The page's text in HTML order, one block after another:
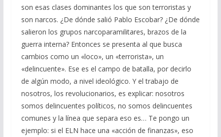
son esas clases dominantes los que son terroristas y
son narcos. ¿De dónde salió Pablo Escobar? ¿De dónde
salieron los grupos narcoparamilitares, brazos de la
guerra interna? Entonces se presenta al que busca
cambios como un «loco», un «terrorista», un
«delincuente». Ese es el campo de batalla, por decirlo
de algún modo, a nivel ideológico. Y el trabajo de
nosotros, los revolucionarios, es explicar: nosotros
somos delincuentes políticos, no somos delincuentes
comunes y la línea que separa eso es… Te pongo un
ejemplo: si el ELN hace una «acción de finanzas», eso